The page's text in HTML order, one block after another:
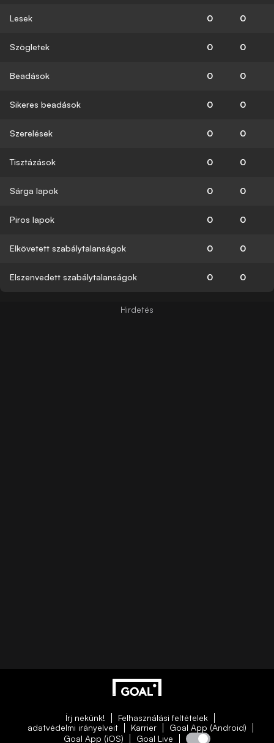
Lesek 0 0
Szögletek 0 0
Beadások 0 0
Sikeres beadások 0 0
Szerelések 0 0
Tisztázások 0 0
Sárga lapok 0 0
Piros lapok 0 0
Elkövetett szabálytalanságok 0 0
Elszenvedett szabálytalanságok 0 0
Írj nekünk!
Felhasználási feltételek
adatvédelmi irányelveit
Karrier
Goal App (Android)
Goal App (iOS)
Goal Live